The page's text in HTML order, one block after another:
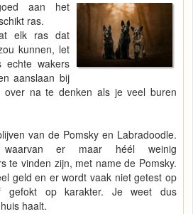
aan het
ras.
elk ras dat
kunnen, let
echte wakers
aanslaan bij
over na te denken als je veel buren
van de Pomsky en Labradoodle.
er maar héél weinig
te vinden zijn, met name de Pomsky.
geld en er wordt vaak niet getest op
gefokt op karakter. Je weet dus
haalt.